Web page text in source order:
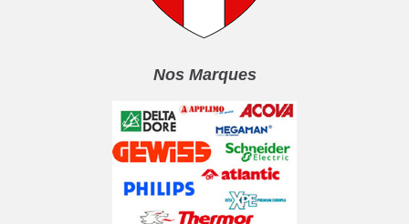
Nos Marques